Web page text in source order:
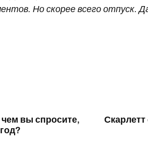
Но скорее всего отпуск.
вы спросите,